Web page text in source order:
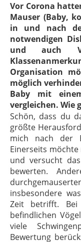
Vor Corona
Mauser (Baby,
in und nach
notwendigen
und auch
Organisation
möglich
Baby mit
vergleichen. Wie
Schön, dass du
größte
mich nach der
Einerseits möchte
und versucht
bewerten.
insbesondere
Zeit betrifft.
befindlichen
viele
Bewertung